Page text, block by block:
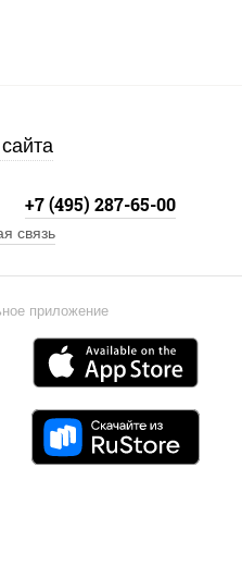
сайта
приложение
+7 (495) 287-65-00
связь